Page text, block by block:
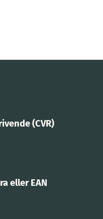
(CVR)
eller EAN